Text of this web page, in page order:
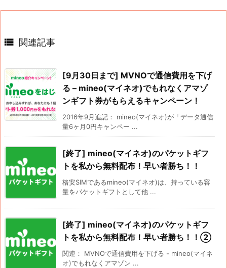
 関連記事
[9月30日まで] MVNOで通信費用を下げ
る – mineo(マイネオ)でもれなくアマゾ
ンギフト券がもらえるキャンペーン！
2016年9月追記： mineo(マイネオ)が「データ通信
量6ヶ月0円キャンペー ...
[終了] mineo(マイネオ)のパケットギフ
トを私から無料配布！早い者勝ち！！
格安SIMであるmineo(マイネオ)は、持っている容
量をパケットギフトとして他 ...
[終了] mineo(マイネオ)のパケットギフ
トを私から無料配布！早い者勝ち！！②
関連： MVNOで通信費用を下げる - mineo(マイネ
オ)でもれなくアマゾン ...